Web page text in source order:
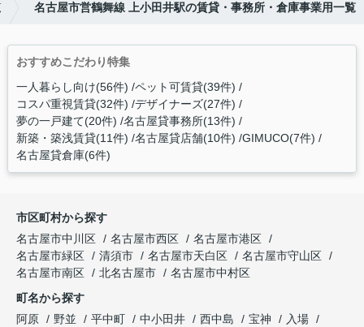
名古屋市営鶴舞線 上小田井駅の賃貸・事務所・倉庫事業用一覧
おすすめこだわり特集
一人暮らし向け(56件) ペット可賃貸(39件)
コスパ重視賃貸(32件) デザイナーズ(27件)
夢の一戸建て(20件) 名古屋貸事務所(13件)
新築・築浅賃貸(11件) 名古屋貸店舗(10件) GIMUCO(7件)
名古屋貸倉庫(6件)
市区町村から探す
名古屋市中川区
名古屋市西区
名古屋市港区
名古屋市緑区
清須市 名古屋市天白区
名古屋市守山区
名古屋市南区
北名古屋市
名古屋市中村区
町名から探す
阿原
野並 平中町 中小田井 西中島 宝神
入場